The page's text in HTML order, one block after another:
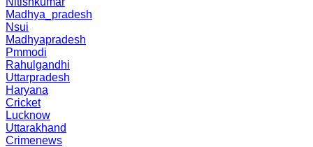
Madhya_pradesh
Nsui
Madhyapradesh
Pmmodi
Rahulgandhi
Uttarpradesh
Haryana
Cricket
Lucknow
Uttarakhand
Crimenews